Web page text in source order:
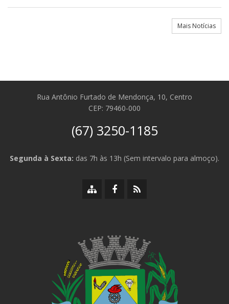
Mais Notícias
Rua Antônio Furtado de Mendonça, 10, Centro
CEP: 79460-000
(67) 3250-1185
Segunda à Sexta: das 7h às 13h (Sem intervalo para almoço).
MapaFacebook
RSS